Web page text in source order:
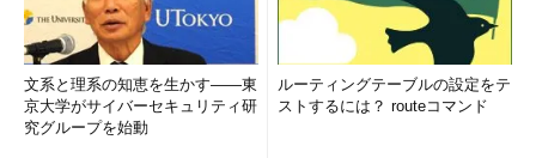
文系と理系の知恵を生かす――東
京大学がサイバーセキュリティ研
究グループを始動
ルーティングテーブルの設定をテ
ストするには？ routeコマンド